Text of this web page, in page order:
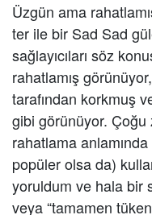
Üzgün ama
ter ile bir Sad Sad
sağlayıcıları söz
rahatlamış
tarafından korkmuş
gibi görünüyor. Çoğu
rahatlama
popüler olsa da)
yoruldum ve hala bir
veya “tamamen